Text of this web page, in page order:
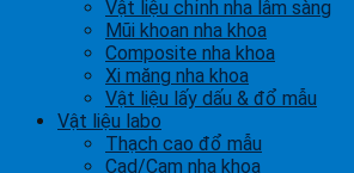
Vật liệu chỉnh nha lâm sàng
Mũi khoan nha khoa
Composite nha khoa
Xi măng nha khoa
Vật liệu lấy dấu & đổ mẫu
Vật liệu labo
Thạch cao đổ mẫu
Cad/Cam nha khoa